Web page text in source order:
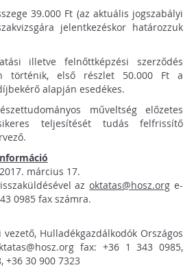
39.000 Ft (az aktuális jogszabályi
jelentkezéskor határozzuk
illetve felnőttképzési szerződés
történik, első részlet 50.000 Ft a
alapján esedékes.
műveltség előzetes
teljesítését tudás felfrissítő
március 17.
azoktatas@hosz.org e-
0985 fax számra.
Hulladékgazdálkodók Országos
fax: +36 1 343 0985,
+36 30 900 7323